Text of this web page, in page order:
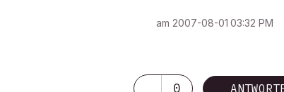
am ‎2007-08-01 03:32 PM
0